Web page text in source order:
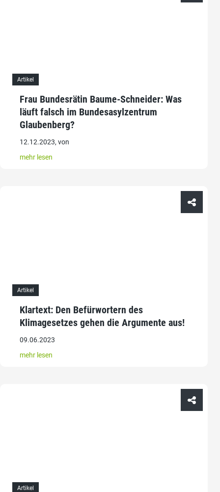
Artikel
Frau Bundesrätin Baume-Schneider: Was
läuft falsch im Bundesasylzentrum
Glaubenberg?
12.12.2023, von
mehr lesen
Artikel
Klartext: Den Befürwortern des
Klimagesetzes gehen die Argumente aus!
09.06.2023
mehr lesen
Artikel